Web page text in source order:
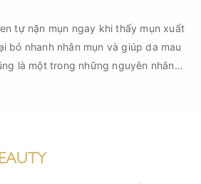
những yêu cầu nào?
tự nặn mụn ngay khi thấy mụn xuất
bỏ nhanh nhân mụn và giúp da mau
là một trong những nguyên nhân